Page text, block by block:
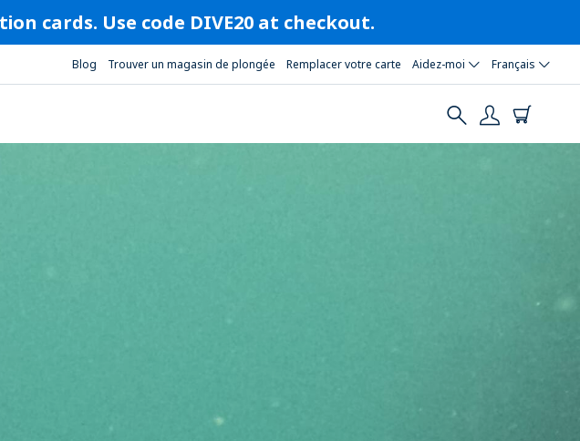
cards. Use code DIVE20 at checkout.
Blog Trouver un magasin de plongée Remplacer votre carte Aidez-moi Français